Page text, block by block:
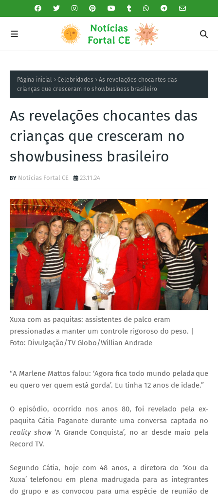
Página inicial Celebridades
As revelações chocantes das
crianças que cresceram no showbusiness brasileiro
As revelações chocantes das
crianças que cresceram no
showbusiness brasileiro
Notícias Fortal CE 23.11.24
Xuxa com as paquitas: assistentes de palco eram
pressionadas a manter um controle rigoroso do peso.
Foto: Divulgação/TV Globo/Willian Andrade
“A Marlene Mattos falou: ‘Agora fica todo mundo pelada que
eu quero ver quem está gorda’. Eu tinha 12 anos de idade.”
O episódio, ocorrido nos anos 80, foi revelado pela ex-
paquita Cátia Paganote durante uma conversa captada no
reality show‘A Grande Conquista’, no ar desde maio pela
Record TV.
Segundo Cátia, hoje com 48 anos, a diretora do ‘Xou da
Xuxa’ telefonou em plena madrugada para as integrantes
do grupo e as convocou para uma espécie de reunião de